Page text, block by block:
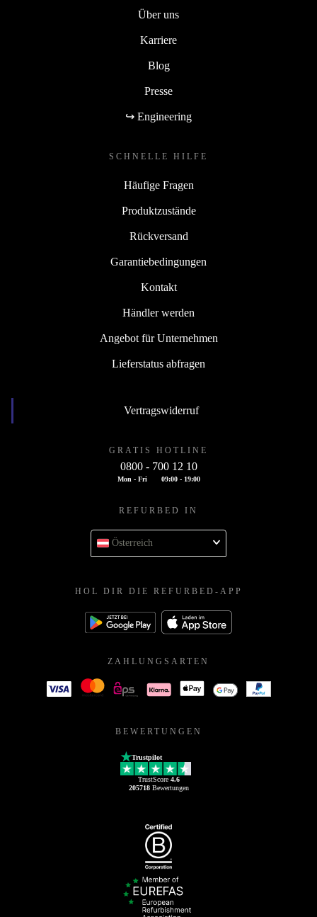
Über uns
Karriere
Blog
Presse
↪ Engineering
SCHNELLE HILFE
Häufige Fragen
Produktzustände
Rückversand
Garantiebedingungen
Kontakt
Händler werden
Angebot für Unternehmen
Lieferstatus abfragen
Vertragswiderruf
GRATIS HOTLINE
0800 - 700 12 10
Mon - Fri 09:00 - 19:00
REFURBED IN
Österreich
HOL DIR DIE REFURBED-APP
ZAHLUNGSARTEN
BEWERTUNGEN
Trustpilot
TrustScore 4.6
205718Bewertungen